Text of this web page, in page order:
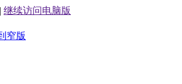
| 继续访问电脑版
窄版